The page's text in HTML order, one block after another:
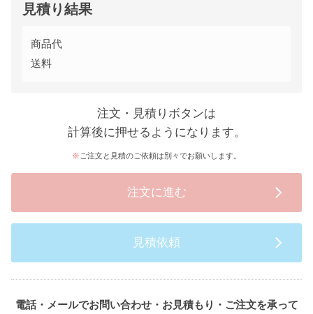
見積り結果
商品代
送料
注文・見積りボタンは
計算後に押せるようになります。
ご注文と見積のご依頼は別々でお願いします。
注文に進む
見積依頼
電話・メールでお問い合わせ・お見積もり・ご注文を承って